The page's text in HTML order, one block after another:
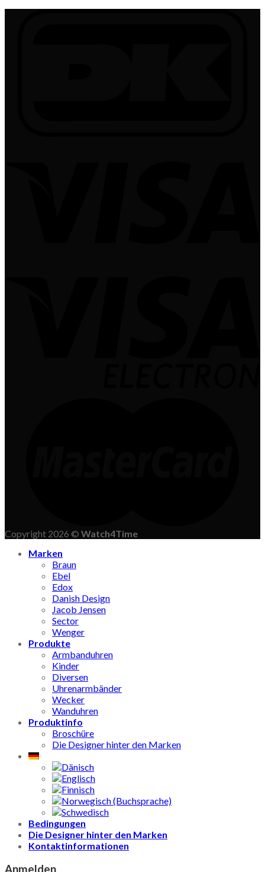
Copyright 2026 © Watch4Time
Marken
Braun
Ebel
Edox
Danish Design
Jacob Jensen
Sector
Wenger
Produkte
Armbanduhren
Kinder
Diversen
Uhrenarmbänder
Wecker
Wanduhren
Produktinfo
Broschüre
Die Designer hinter den Marken
Bedingungen
Die Designer hinter den Marken
Kontaktinformationen
Anmelden